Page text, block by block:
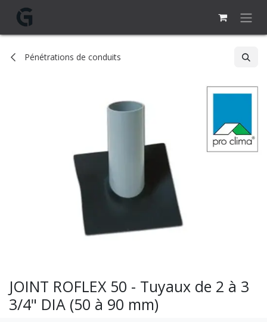
Se rendre au contenu
Pénétrations de conduits
JOINT ROFLEX 50 - Tuyaux de 2 à 3
3/4" DIA (50 à 90 mm)